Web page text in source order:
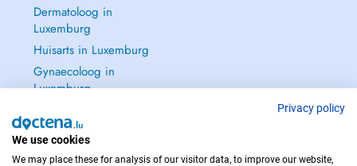
Dermatoloog in
Luxemburg
Huisarts in Luxemburg
Gynaecoloog in
Luxemburg
Privacy policy
We use cookies
We may place these for analysis of our visitor data, to improve our website,